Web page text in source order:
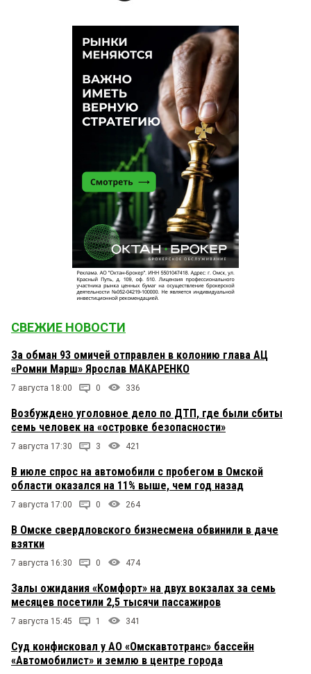
СВЕЖИЕ НОВОСТИ
За обман 93 омичей отправлен в колонию глава АЦ
«Ромни Марш» Ярослав МАКАРЕНКО
7 августа 18:00 0 336
Возбуждено уголовное дело по ДТП, где были сбиты
семь человек на «островке безопасности»
7 августа 17:30 3 421
В июле спрос на автомобили с пробегом в Омской
области оказался на 11% выше, чем год назад
7 августа 17:00 0 264
В Омске свердловского бизнесмена обвинили в даче
взятки
7 августа 16:30 0 474
Залы ожидания «Комфорт» на двух вокзалах за семь
месяцев посетили 2,5 тысячи пассажиров
7 августа 15:45 1 341
Суд конфисковал у АО «Омскавтотранс» бассейн
«Автомобилист» и землю в центре города